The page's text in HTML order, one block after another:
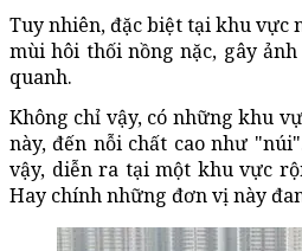
Tuy nhiên, đặc biệt tại khu vực
mùi hôi thối nồng nặc, gây
quanh.
Không chỉ vậy, có những khu
này, đến nỗi chất cao như
vậy, diễn ra tại một khu vực
Hay chính những đơn vị này